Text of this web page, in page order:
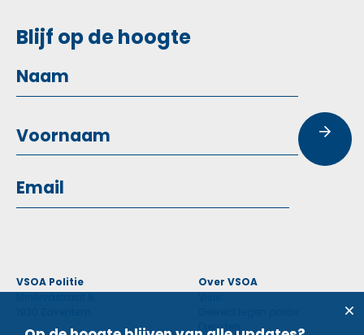
Blijf op de hoogte
VSOA Politie
Over VSOA
Diensten